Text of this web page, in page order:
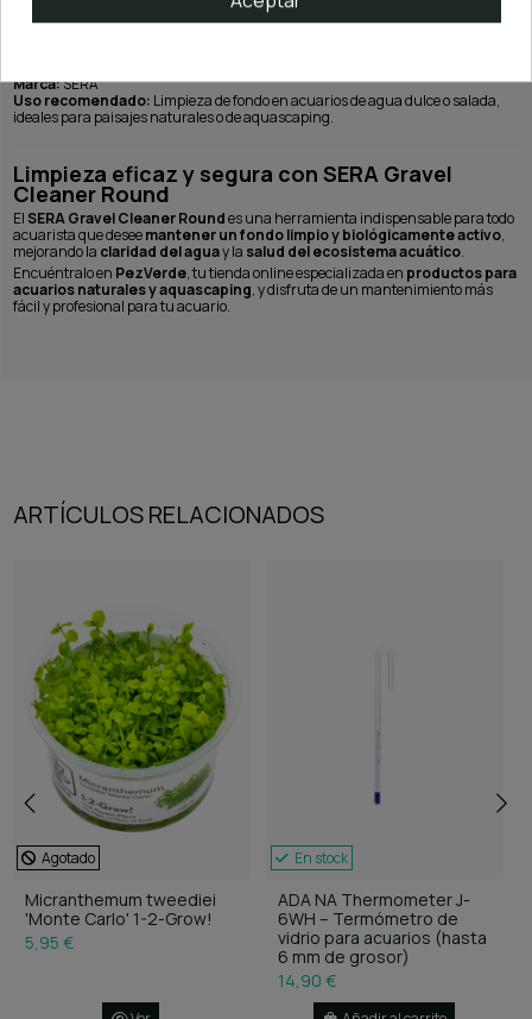
Marca:SERA
Uso recomendado: Limpieza de fondo en acuarios de agua dulce o salada,
ideales para paisajes naturales o de aquascaping.
Limpieza eficaz y segura con SERA Gravel
Cleaner Round
El SERA Gravel Cleaner Roundes una herramienta indispensable para todo
acuarista que deseemantener un fondo limpio y biológicamente activo,
mejorando la claridad del aguay la salud del ecosistema acuático.
Encuéntralo en PezVerde, tu tienda online especializada en productos para
acuarios naturales y aquascaping, y disfruta de un mantenimiento más
fácil y profesional para tu acuario.
ARTÍCULOS RELACIONADOS
Agotado
Micranthemum tweediei
'Monte Carlo' 1-2-Grow!
5,95 €
En stock
ADA NA Thermometer J-
6WH – Termómetro de
vidrio para acuarios (hasta
6 mm de grosor)
14,90 €